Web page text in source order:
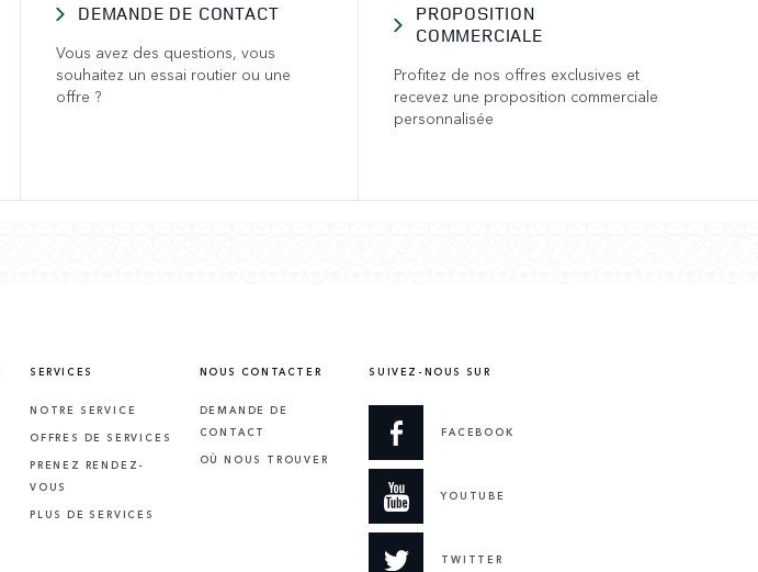
DEMANDE DE CONTACT
Vous avez des questions, vous
souhaitez un essai routier ou une
offre ?
PROPOSITION
COMMERCIALE
Profitez de nos offres exclusives et
recevez une proposition commerciale
personnalisée
SERVICES
NOTRE SERVICE
OFFRES DE SERVICES
PRENEZ RENDEZ-
VOUS
PLUS DE SERVICES
NOUS CONTACTER
DEMANDE DE
CONTACT
OÙ NOUS TROUVER
SUIVEZ-NOUS SUR
FACEBOOK
YOUTUBE
TWITTER